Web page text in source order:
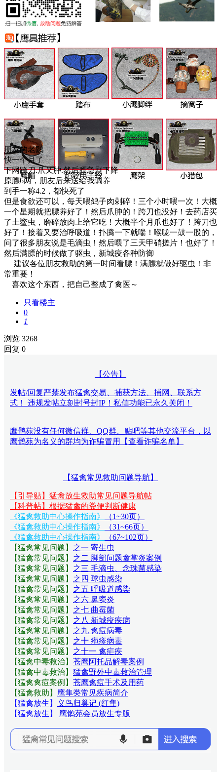
朋友的老鹞
快一个月了
下网跨刀.爪又肿.然后膘急剧下降
原膘6两，朋友后来送给我调养
到手一称4.2，都快死了
但是食欲还可以，每天喂鸽子肉剁碎！三个小时喂一次！大概
一个星期就把膘养好了！然后爪肿的！跨刀也没好！去药店买
了土鳖虫，磨碎放肉上给它吃！大概半个月爪也好了！跨刀也
好了！接着又要治呼吸道！扑腾一下就喘！喉咙一鼓一股的，
问了很多朋友说是毛滴虫！然后喂了三天甲硝搓片！也好了！
然后满膘的时候做了驱虫，新城疫各种防御
建议各位朋友救助的第一时间看膘！满膘就做好驱虫！非
常重要！
喜欢这个东西，把自己整成了禽医～
只看楼主
0
1
浏览 3268
回复 0
【公告】
发帖/回复严禁发布猛禽交易、捕获方法、捕网、联系方
式！ 违规发帖立刻封号封IP！私信功能已永久关闭！
鹰鹘苑没有任何微信群、QQ群、贴吧等其他交流平台，以
鹰鹘苑为名义的群均为诈骗冒用【查看诈骗名单】
【猛禽常见救助问题导航】
【引导贴】猛禽放生救助常见问题导航帖
【科普帖】根据猛禽的粪便判断健康
《猛禽救助中心操作指南》
（1~30页）
《猛禽救助中心操作指南》
（31~66页）
《猛禽救助中心操作指南》
（67~102页）
【猛禽常见问题 】 之一 寄生虫
【猛禽常见问题 】 之二 脚部问题禽掌炎案例
【猛禽常见问题 】 之三 毛滴虫、念珠菌感染
【猛禽常见问题 】 之四 球虫感染
【猛禽常见问题 】 之五 呼吸道感染
【猛禽常见问题 】 之六 鼻窦炎
【猛禽常见问题 】 之七 曲霉菌
【猛禽常见问题 】 之八 新城疫疾病
【猛禽常见问题 】 之九 禽痘病毒
【猛禽常见问题 】 之十 疱疹病毒
【猛禽常见问题 】 之十一 禽疟疾
【猛禽中毒救治】 苍鹰阿托品解毒案例
【猛禽中毒救治】 猛禽野外中毒救治管理
【猛禽禽痘案例】 苍鹰禽痘手术及用药
【猛禽救助】 鹰隼类常见疾病简介
【猛禽放生】
义鸟归巢记 (红隼)
【猛禽放生】
鹰鹘苑会员放生专版